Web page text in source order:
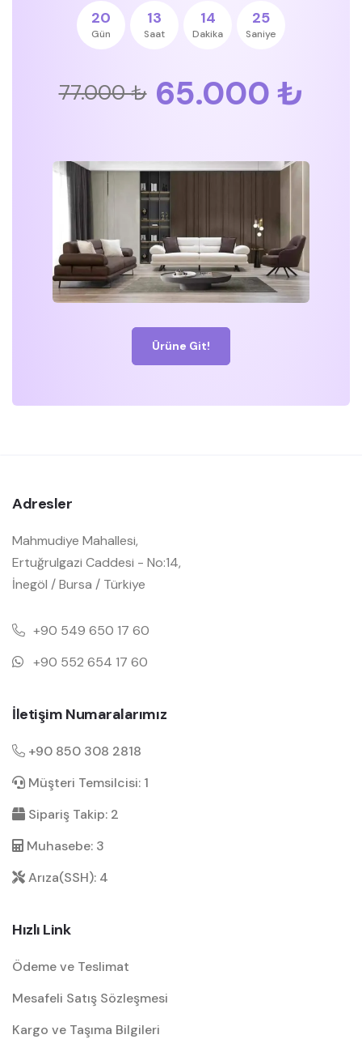
20
Gün
13
Saat
14
Dakika
24
Saniye
77.000 ₺ 65.000 ₺
Ürüne Git!
Adresler
Mahmudiye Mahallesi,
Ertuğrulgazi Caddesi - No:14,
İnegöl / Bursa / Türkiye
+90 549 650 17 60
+90 552 654 17 60
İletişim Numaralarımız
+90 850 308 2818
Müşteri Temsilcisi: 1
Sipariş Takip: 2
Muhasebe: 3
Arıza(SSH): 4
Hızlı Link
Ödeme ve Teslimat
Mesafeli Satış Sözleşmesi
Kargo ve Taşıma Bilgileri